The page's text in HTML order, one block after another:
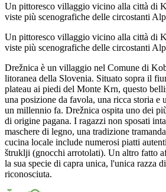
Un pittoresco villaggio vicino alla città di
viste più scenografiche delle circostanti
Un pittoresco villaggio vicino alla città di
viste più scenografiche delle circostanti
Drežnica è un villaggio nel Comune di
litoranea della Slovenia. Situato sopra il
plateau ai piedi del Monte Krn, questo
una posizione da favola, una ricca storia e
un millennio fa. Drežnica ospita uno dei
di origine pagana. I ragazzi non sposati
maschere di legno, una tradizione
cucina locale include numerosi piatti
štruklji (gnocchi arrotolati). Un altro fatto
la sua specie di capra unica, l'unica razza
riconosciuta.